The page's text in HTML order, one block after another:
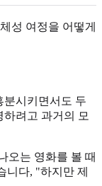
성 여정을 어떻게
분시키면서도 두
려고 과거의 모
오는 영화를 볼 때
니다, "하지만 제